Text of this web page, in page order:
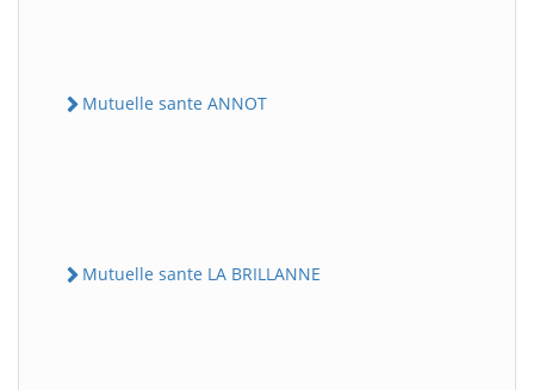
Mutuelle sante ANNOT
Mutuelle sante LA BRILLANNE